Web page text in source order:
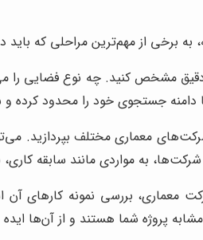
از مهم‌ترین مراحلی که باید
دقیق مشخص کنید. چه نوع فضایی
دامنه جستجوی خود را محدود کرده
معماری مختلف بپردازید.
به مواردی مانند سابقه
معماری، بررسی نمونه کارهای
پروژه شما هستند و از آن‌ها ایده